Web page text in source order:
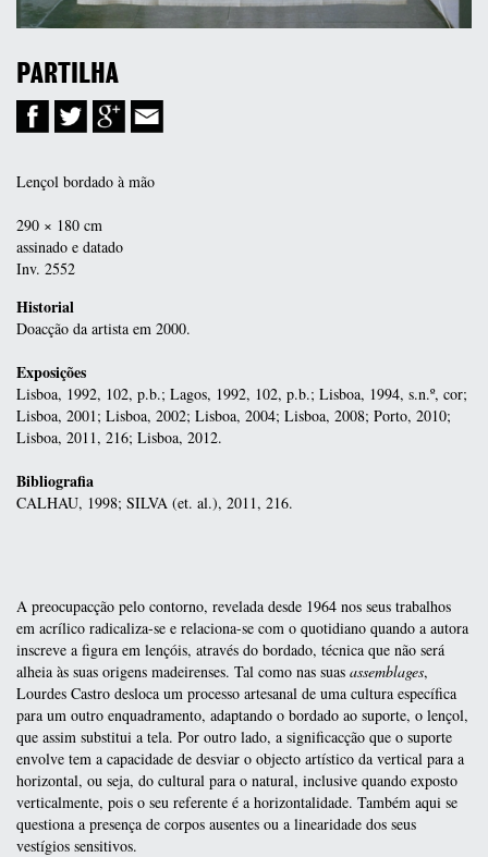
PARTILHA
Lençol bordado à mão
290 × 180 cm
assinado e datado
Inv. 2552
Historial
Doacção da artista em 2000.
Exposições
Lisboa, 1992, 102, p.b.; Lagos, 1992, 102, p.b.; Lisboa, 1994, s.n.º, cor;
Lisboa, 2001; Lisboa, 2002; Lisboa, 2004; Lisboa, 2008; Porto, 2010;
Lisboa, 2011, 216; Lisboa, 2012.
Bibliografia
CALHAU, 1998; SILVA (et. al.), 2011, 216.
A preocupacção pelo contorno, revelada desde 1964 nos seus trabalhos
em acrílico radicaliza-se e relaciona-se com o quotidiano quando a autora
inscreve a figura em lençóis, através do bordado, técnica que não será
alheia às suas origens madeirenses. Tal como nas suas assemblages,
Lourdes Castro desloca um processo artesanal de uma cultura específica
para um outro enquadramento, adaptando o bordado ao suporte, o lençol,
que assim substitui a tela. Por outro lado, a significacção que o suporte
envolve tem a capacidade de desviar o objecto artístico da vertical para a
horizontal, ou seja, do cultural para o natural, inclusive quando exposto
verticalmente, pois o seu referente é a horizontalidade. Também aqui se
questiona a presença de corpos ausentes ou a linearidade dos seus
vestígios sensitivos.